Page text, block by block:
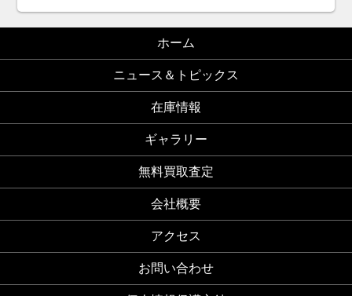
ホーム
ニュース＆トピックス
在庫情報
ギャラリー
無料買取査定
会社概要
アクセス
お問い合わせ